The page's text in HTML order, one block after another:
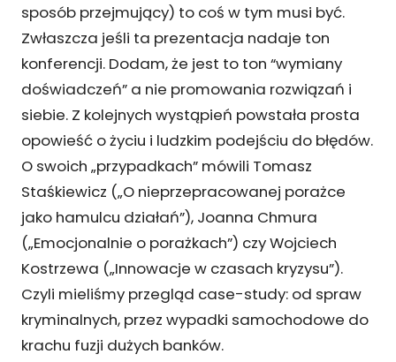
sposób przejmujący) to coś w tym musi być.
Zwłaszcza jeśli ta prezentacja nadaje ton
konferencji. Dodam, że jest to ton “wymiany
doświadczeń” a nie promowania rozwiązań i
siebie. Z kolejnych wystąpień powstała prosta
opowieść o życiu i ludzkim podejściu do błędów.
O swoich „przypadkach” mówili Tomasz
Staśkiewicz („O nieprzepracowanej porażce
jako hamulcu działań”), Joanna Chmura
(„Emocjonalnie o porażkach”) czy Wojciech
Kostrzewa („Innowacje w czasach kryzysu”).
Czyli mieliśmy przegląd case-study: od spraw
kryminalnych, przez wypadki samochodowe do
krachu fuzji dużych banków.